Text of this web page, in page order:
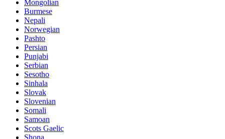
Mongolian
Burmese
Nepali
Norwegian
Pashto
Persian
Punjabi
Serbian
Sesotho
Sinhala
Slovak
Slovenian
Somali
Samoan
Scots Gaelic